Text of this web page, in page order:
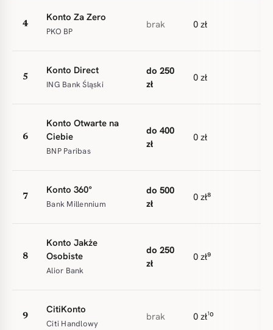
4
Konto Za Zero
PKO BP
brak 0 zł
5
Konto Direct
ING Bank Śląski
do 250
zł
0 zł
6
Konto Otwarte na
Ciebie
BNP Paribas
do 400
zł
0 zł
7
Konto 360°
Bank Millennium
do 500
zł
0 zł⁸
8
Konto Jakże
Osobiste
Alior Bank
do 250
zł
0 zł⁹
9
CitiKonto
Citi Handlowy
brak 0 zł¹⁰